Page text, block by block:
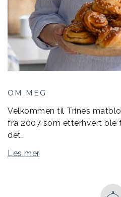
OM MEG
Velkommen til Trines
fra 2007 som etterhvert ble
det…
Les mer